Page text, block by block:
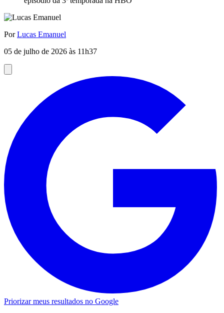
PorLucas Emanuel
05 de julho de 2026 às 11h37
Priorizar meus resultados no Google